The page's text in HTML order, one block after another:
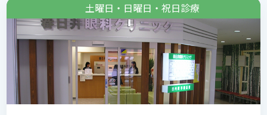
土曜日・日曜日・祝日診療